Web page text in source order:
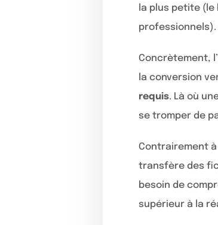
la plus petite
professionnels).
Concrètement,
la conversion
requis. Là où
se tromper de
Contrairement
transfère des
besoin de
supérieur à la